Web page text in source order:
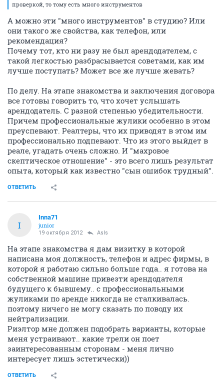
проверкой, то тому есть много инструментов
А можно эти "много инструментов" в студию? Или
они такого же свойства, как телефон, или
рекомендация?
Почему тот, кто ни разу не был арендодателем, с
такой легкостью разбрасывается советами, как им
лучше поступать? Может все же лучше жевать?
По делу. На этапе знакомства и заключения договора
все готовы говорить то, что хочет услышать
арендодатель. С разной степенью убедительности.
Причем профессиональные жулики особенно в этом
преуспевают. Реалтеры, что их приводят в этом им
профессионально подпевают. Что из этого выйдет в
реале, угадать очень сложно. И "махровое
скептическое отношение" - это всего лишь результат
опыта, который как известно "сын ошибок трудный".
ОТВЕТИТЬ
I
Inna71
junior
19 октября 2012 AsIs
На этапе знакомства я дам визитку в которой
написана моя должность, телефон и адрес фирмы, в
которой я работаю сильно больше года.. я готова на
собственной машине привезти арендодателя
будущего к бывшему.. с профессиональными
жуликами по аренде никогда не сталкивалась.
поэтому ничего не могу сказать по поводу их
нейтрализации.
Риэлтор мне должен подобрать варианты, которые
меня устраивают.. какие трели он поет
заинтересованным сторонам - меня лично
интересует лишь эстетически))
ОТВЕТИТЬ